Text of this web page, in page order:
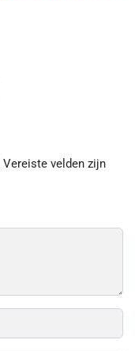
Vereiste velden zijn